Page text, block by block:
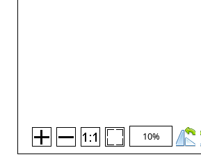
10%